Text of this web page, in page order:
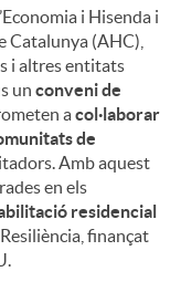
i Hisenda i
Catalunya (AHC),
i altres entitats
un conveni de
acol·laborar
de
Amb aquest
en els
residencial
finançat